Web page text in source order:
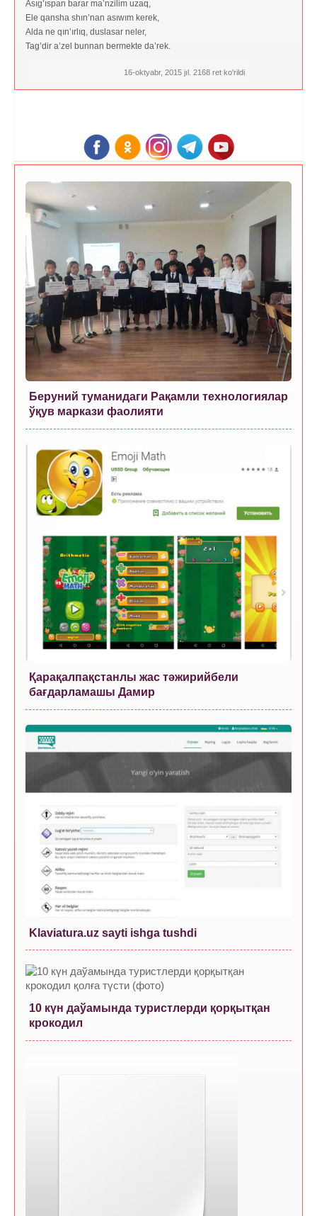
Asıg’ıspan barar ma’nzilim uzaq,
Ele qansha shın’nan asıwım kerek,
Alda ne qın’ırlıq, duslasar neler,
Tag’dir a’zel bunnan bermekte da’rek.
16-oktyabr, 2015 jıl. 2168 ret ko'rildi
Беруний туманидаги Рақамли технологиялар
ўқув маркази фаолияти
Қарақалпақстанлы жас тәжирийбели
бағдарламашы Дамир
Klaviatura.uz sayti ishga tushdi
10 күн даўамында туристлерди қорқытқан
крокодил